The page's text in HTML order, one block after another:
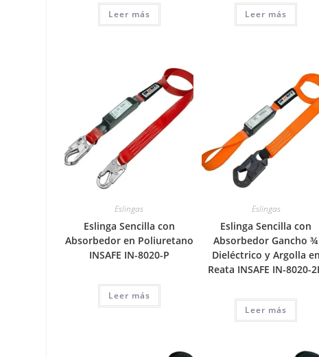
Leer más Leer más
Eslingas
Eslinga Sencilla con
Absorbedor en Poliuretano
INSAFE IN-8020-P
Leer más
Eslingas
Eslinga Sencilla con
Absorbedor Gancho ¾
Dieléctrico y Argolla en
Reata INSAFE IN-8020-
Leer más